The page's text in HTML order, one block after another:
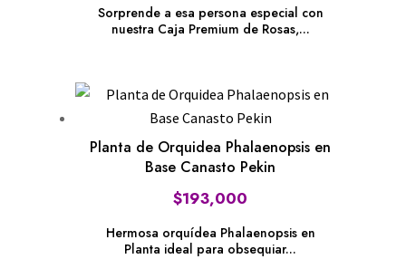
Sorprende a esa persona especial con
nuestra Caja Premium de Rosas,...
Planta de Orquidea Phalaenopsis en
Base Canasto Pekin
$193,000
Hermosa orquídea Phalaenopsis en
Planta ideal para obsequiar...